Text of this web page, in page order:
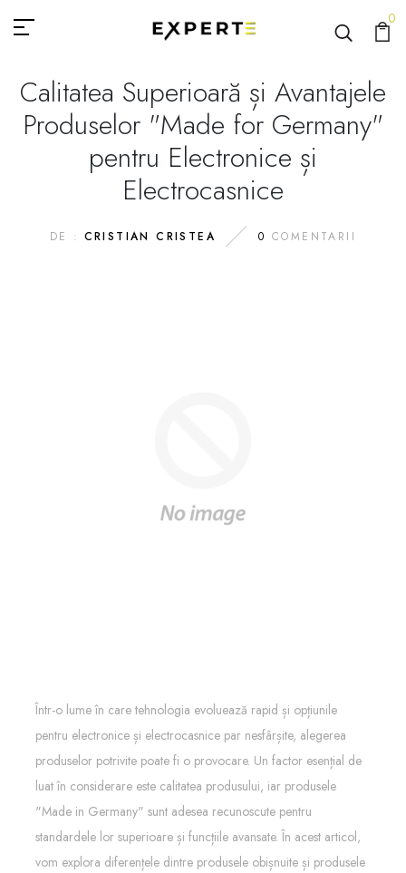
0
Calitatea Superioară și Avantajele
Produselor "Made for Germany"
pentru Electronice și
Electrocasnice
DE : CRISTIAN CRISTEA 0 COMENTARII
Într-o lume în care tehnologia evoluează rapid și opțiunile
pentru electronice și electrocasnice par nesfârșite, alegerea
produselor potrivite poate fi o provocare. Un factor esențial de
luat în considerare este calitatea produsului, iar produsele
"Made in Germany" sunt adesea recunoscute pentru
standardele lor superioare și funcțiile avansate. În acest articol,
vom explora diferențele dintre produsele obișnuite și produsele